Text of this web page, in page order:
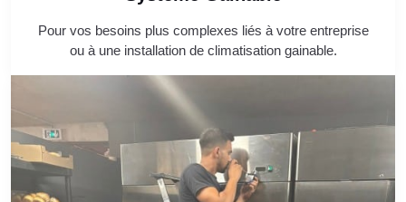
Pour vos besoins plus complexes liés à votre entreprise
ou à une installation de climatisation gainable.